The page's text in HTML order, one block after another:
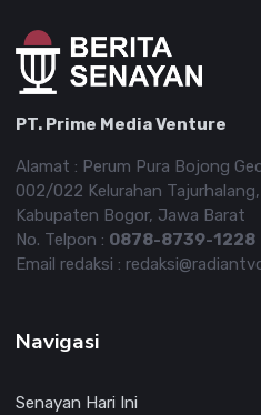
PT. Prime Media Venture
Alamat : Perum Pura Bojong
002/022 Kelurahan
Kabupaten Bogor, Jawa Barat
No. Telpon : 0878-8739-1228
Email redaksi :
Navigasi
Senayan Hari Ini